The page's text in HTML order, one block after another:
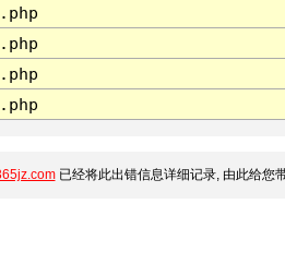
已经将此出错信息详细记录, 由此给您